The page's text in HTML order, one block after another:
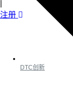
注册
DTC创新